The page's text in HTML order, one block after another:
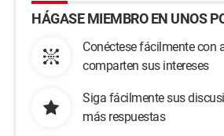
HÁGASE MIEMBRO EN UNOS
Conéctese fácilmente con
comparten sus intereses
Siga fácilmente sus
más respuestas